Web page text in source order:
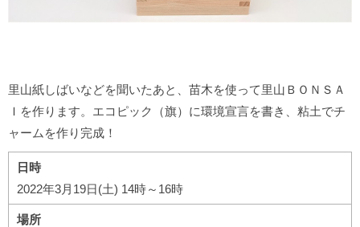
里山紙しばいなどを聞いたあと、苗木を使って里山ＢＯＮＳＡ
Ｉを作ります。エコピック（旗）に環境宣言を書き、粘土でチ
ャームを作り完成！
日時
2022年3月19日(土) 14時～16時
場所